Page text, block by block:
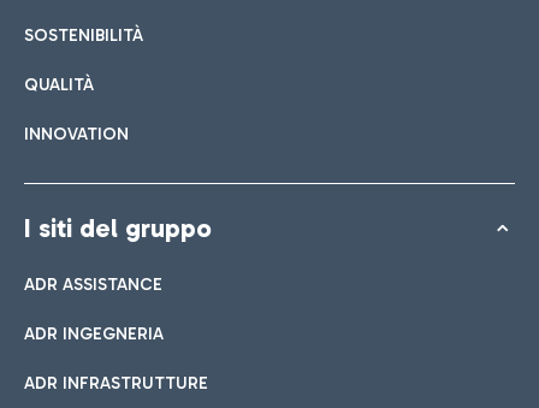
SOSTENIBILITÀ
QUALITÀ
INNOVATION
I siti del gruppo
ADR ASSISTANCE
ADR INGEGNERIA
ADR INFRASTRUTTURE